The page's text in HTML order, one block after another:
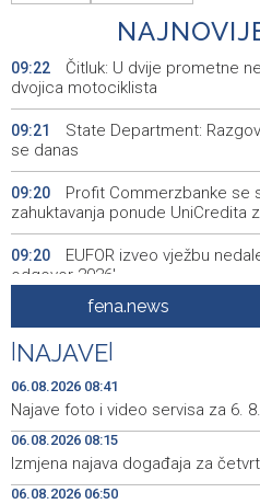
09:22
Čitluk: U dvije prometne
dvojica motociklista
09:21
State Department:
se danas
09:20
Profit Commerzbanke se
zahuktavanja ponude UniCredita
09:20
EUFOR izveo vježbu
odgovor 2026'
Kantonalni ured Zenica
prošle godine
09:09 Travnik: Noć robotike
09:06
Više požara zabilježeno u
terenu kod Konjica
08:59
Danas u BiH sunčano i
fena.news
NAJAVE
06.08.2026 08:41
Najave foto i video servisa za 6.
06.08.2026 08:15
Izmjena najava događaja za
06.08.2026 06:50